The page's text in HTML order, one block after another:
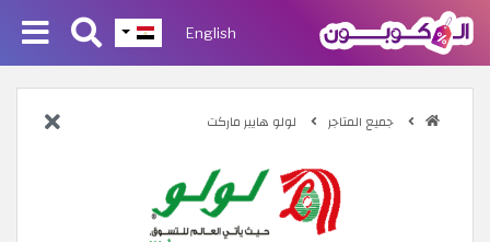
English
جميع المتاجر لولو هايبر ماركت